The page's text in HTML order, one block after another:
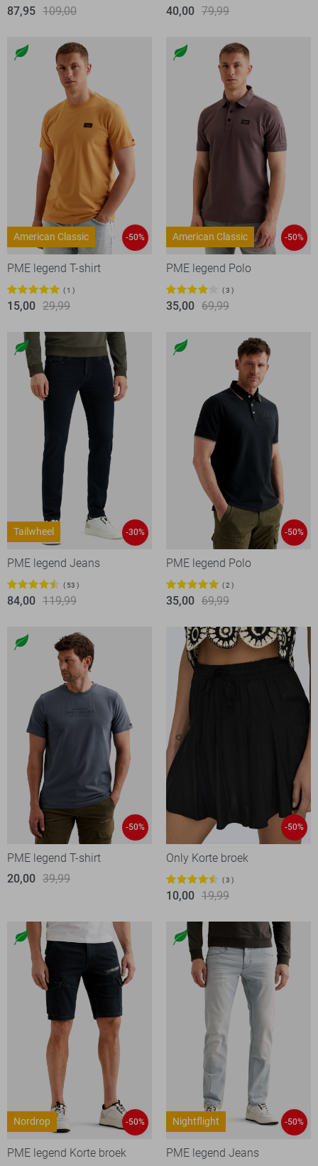
87,95 109,00 40,00 79,99
American Classic -50%
PME legend T-shirt
1
15,00 29,99
American Classic -50%
PME legend Polo
3
35,00 69,99
Tailwheel -30%
PME legend Jeans
53
84,00 119,99
-50%
PME legend Polo
2
35,00 69,99
-50%
PME legend T-shirt
20,00 39,99
-50%
Only Korte broek
3
10,00 19,99
Nordrop -50%
PME legend Korte broek
Nightflight -50%
PME legend Jeans